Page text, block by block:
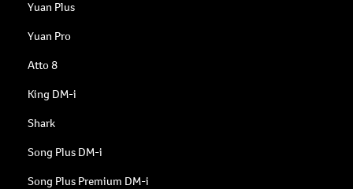
Yuan Plus
Yuan Pro
Atto 8
King DM-i
Shark
Song Plus DM-i
Song Plus Premium DM-i